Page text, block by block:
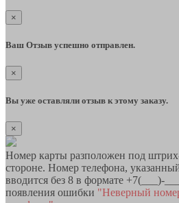
×
Ваш Отзыв успешно отправлен.
×
Вы уже оставляли отзыв к этому заказу.
×
Номер карты разположен под
стороне. Номер телефона,
вводится без 8 в формате +7(___)-
появления ошибки "Неверный